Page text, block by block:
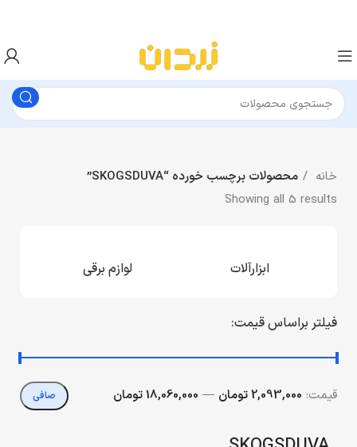
خانه
محصولات برچسب خورده “SKOGSDUVA”
Showing all 5 results
ابزارآلات لوازم برقی
فیلتر براساس قیمت:
صافی قيمت: 2,093,000 تومان — 18,060,000 تومان